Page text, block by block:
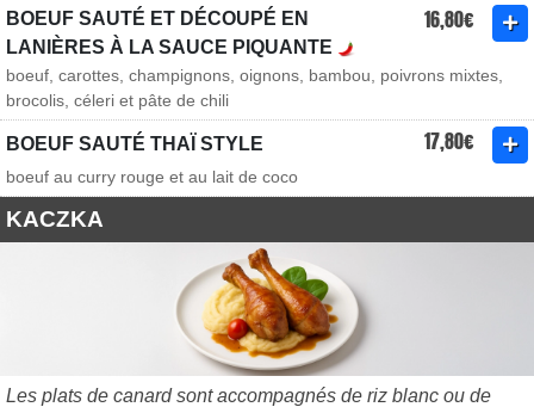
BOEUF SAUTÉ ET DÉCOUPÉ EN
LANIÈRES À LA SAUCE PIQUANTE
16,80€
boeuf, carottes, champignons, oignons, bambou, poivrons mixtes,
brocolis, céleri et pâte de chili
BOEUF SAUTÉ THAÏ STYLE 17,80€
boeuf au curry rouge et au lait de coco
KACZKA
Les plats de canard sont accompagnés de riz blanc ou de